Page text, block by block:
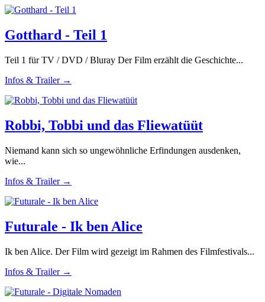
Gotthard - Teil 1
Teil 1 für TV / DVD / Bluray Der Film erzählt die Geschichte...
Infos & Trailer →
Robbi, Tobbi und das Fliewatüüt
Niemand kann sich so ungewöhnliche Erfindungen ausdenken,
wie...
Infos & Trailer →
Futurale - Ik ben Alice
Ik ben Alice. Der Film wird gezeigt im Rahmen des Filmfestivals...
Infos & Trailer →